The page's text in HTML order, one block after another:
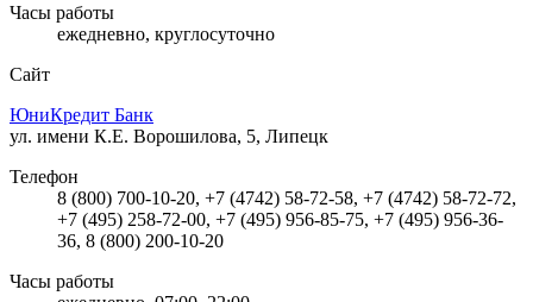
Часы работы
ежедневно, круглосуточно
Сайт
ЮниКредит Банк
ул. имени К.Е. Ворошилова, 5, Липецк
Телефон
8 (800) 700-10-20, +7 (4742) 58-72-58, +7 (4742) 58-72-72,
+7 (495) 258-72-00, +7 (495) 956-85-75, +7 (495) 956-36-
36, 8 (800) 200-10-20
Часы работы